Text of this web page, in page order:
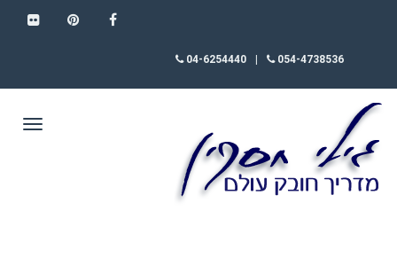
054-4738536
04-6254440